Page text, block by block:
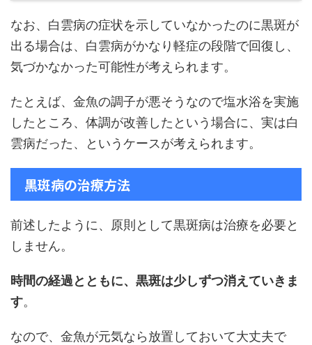
なお、白雲病の症状を示していなかったのに黒斑が
出る場合は、白雲病がかなり軽症の段階で回復し、
気づかなかった可能性が考えられます。
たとえば、金魚の調子が悪そうなので塩水浴を実施
したところ、体調が改善したという場合に、実は白
雲病だった、というケースが考えられます。
黒斑病の治療方法
前述したように、原則として黒斑病は治療を必要と
しません。
時間の経過とともに、黒斑は少しずつ消えていきま
す。
なので、金魚が元気なら放置しておいて大丈夫で